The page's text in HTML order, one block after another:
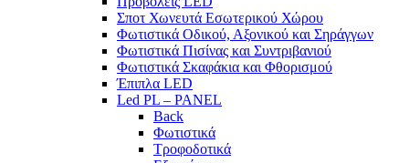
Σποτ Χωνευτά Εσωτερικού Χώρου
Φωτιστικά Οδικού, Αξονικού και Σηράγγων
Φωτιστικά Πισίνας και Συντριβανιού
Φωτιστικά Σκαφάκια και Φθορισμού
Έπιπλα LED
Led PL – PANEL
Back
Φωτιστικά
Τροφοδοτικά